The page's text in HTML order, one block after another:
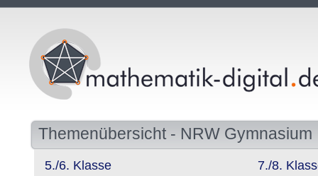
Themenübersicht - NRW Gymnasium
5./6. Klasse 7./8.